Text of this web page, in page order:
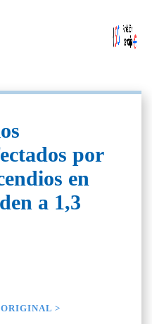
por
en
a 1,3
>